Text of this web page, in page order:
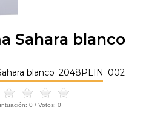
Sahara blanco
blanco_2048PLIN_002
0 / Votos: 0